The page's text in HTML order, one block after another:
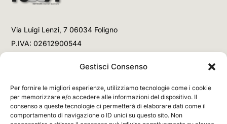
Gestisci Consenso
Per fornire le migliori esperienze, utilizziamo tecnologie come i cookie
per memorizzare e/o accedere alle informazioni del dispositivo. Il
consenso a queste tecnologie ci permetterà di elaborare dati come il
comportamento di navigazione o ID unici su questo sito. Non
Via Luigi Lenzi, 7 06034 Foligno
P.IVA: 02612900544
+39 3477853708 (Chiamata)
Email